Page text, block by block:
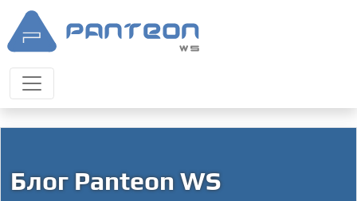
Блог Panteon WS